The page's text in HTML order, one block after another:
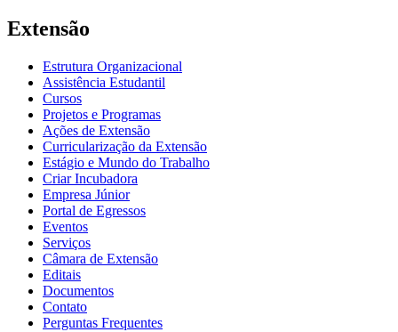
Extensão
Estrutura Organizacional
Assistência Estudantil
Cursos
Projetos e Programas
Ações de Extensão
Curricularização da Extensão
Estágio e Mundo do Trabalho
Criar Incubadora
Empresa Júnior
Portal de Egressos
Eventos
Serviços
Câmara de Extensão
Editais
Documentos
Contato
Perguntas Frequentes